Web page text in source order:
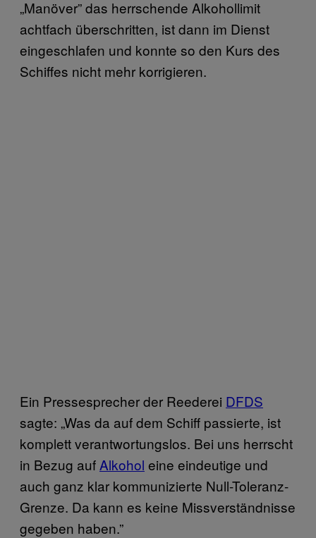
„Manöver” das herrschende Alkohollimit
achtfach überschritten, ist dann im Dienst
eingeschlafen und konnte so den Kurs des
Schiffes nicht mehr korrigieren.
Ein Pressesprecher der Reederei DFDS
sagte: „Was da auf dem Schiff passierte, ist
komplett verantwortungslos. Bei uns herrscht
in Bezug auf Alkohol eine eindeutige und
auch ganz klar kommunizierte Null-Toleranz-
Grenze. Da kann es keine Missverständnisse
gegeben haben.”